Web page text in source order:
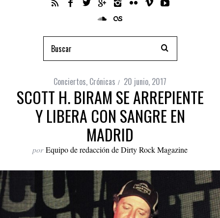
Conciertos, Crónicas 20 junio, 2017
SCOTT H. BIRAM SE ARREPIENTE
Y LIBERA CON SANGRE EN
MADRID
por Equipo de redacción de Dirty Rock Magazine